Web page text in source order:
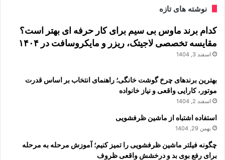
نوشته های تازه
کدام برند ماوس بی سیم برای کار حرفه ای بهتر است؟
مقایسه تخصصی لاجیتک، ریزر و مایکروسافت در ۱۴۰۴
اسفند 3, 1404
بهترین برندهای چرخ گوشت خانگی؛ راهنمای انتخاب بر اساس قدرت
موتور، کارایی واقعی و نیاز خانواده
اسفند 2, 1404
استفاده اشتباه از ماشین ظرفشویی
بهمن 29, 1404
چگونه فیلتر ماشین ظرفشویی را تمیز کنیم؛ آموزش مرحله به مرحله
برای رفع بوی بد و درخشش واقعی ظروف